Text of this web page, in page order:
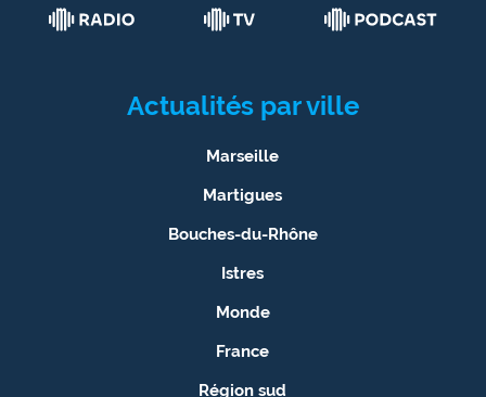
Actualités par ville
Marseille
Martigues
Bouches-du-Rhône
Istres
Monde
France
Région sud